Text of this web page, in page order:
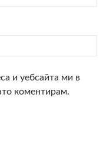
и уебсайта ми в
коментирам.